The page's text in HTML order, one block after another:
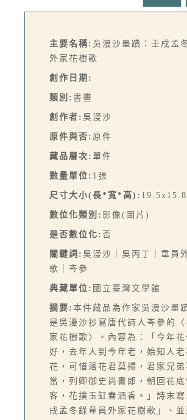
主要名稱: 吳漫沙墨蹟：壬戌孟
外家花樹歌
創作日期:
類別: 書畫
創作者: 吳漫沙
原件與否: 原件
藏品層次: 單件
數量單位: 1張
尺寸大小(長*寬*高):
數位化類別: 影像(圖片)
是否數位化: 否
關鍵詞: 吳漫沙｜吳丙丁｜韋員
歌｜岑參
典藏單位: 國立臺灣文學館
摘要: 本件藏品為作家吳漫沙墨
是吳漫沙抄寫唐代詩人岑參的〈
家花樹歌〉。內容為：「今年花
好，去年人到今年老，始知人老
花，可惜落花君莫掃，君家兄弟
當，列卿御史尚書郎，朝回花底
客，花撲玉缸春酒香。」詩末寫
戌孟冬錄韋員外家花樹歌」、並